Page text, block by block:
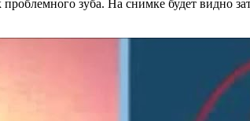
зуба. На снимке будет видно